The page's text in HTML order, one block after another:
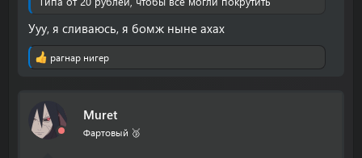
Ууу, я сливаюсь, я бомж ныне ахах
Р
ц
и
и
рагнар нигер
Muret
Фартовый 🥉